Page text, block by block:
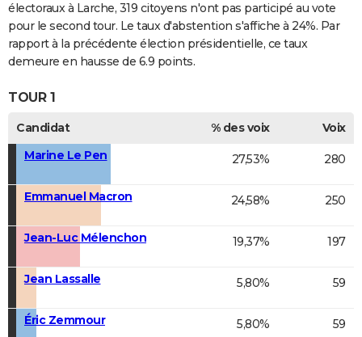
électoraux à Larche, 319 citoyens n'ont pas participé au vote
pour le second tour. Le taux d'abstention s'affiche à 24%. Par
rapport à la précédente élection présidentielle, ce taux
demeure en hausse de 6.9 points.
TOUR 1
Candidat % des voix
Voix
Marine Le Pen
27,53% 280
Emmanuel Macron 24,58% 250
Jean-Luc Mélenchon 19,37% 197
Jean Lassalle 5,80% 59
Éric Zemmour 5,80% 59